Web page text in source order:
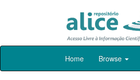
Skip
Home Browse